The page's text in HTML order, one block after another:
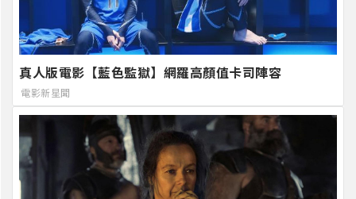
真人版電影【藍色監獄】網羅高顏值卡司陣容
電影新星聞